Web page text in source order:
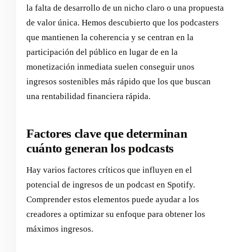
la falta de desarrollo de un nicho claro o una propuesta
de valor única. Hemos descubierto que los podcasters
que mantienen la coherencia y se centran en la
participación del público en lugar de en la
monetización inmediata suelen conseguir unos
ingresos sostenibles más rápido que los que buscan
una rentabilidad financiera rápida.
Factores clave que determinan
cuánto generan los podcasts
Hay varios factores críticos que influyen en el
potencial de ingresos de un podcast en Spotify.
Comprender estos elementos puede ayudar a los
creadores a optimizar su enfoque para obtener los
máximos ingresos.